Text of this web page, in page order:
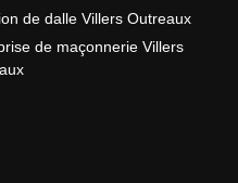
de dalle Villers Outreaux
de maçonnerie Villers